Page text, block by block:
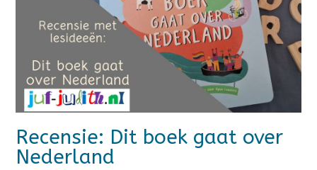
Recensie: Dit boek gaat over
Nederland